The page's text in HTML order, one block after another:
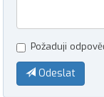
Požaduji
Odeslat